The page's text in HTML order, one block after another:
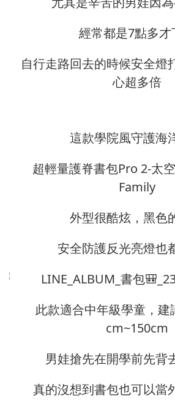
經常都是7點多才
自行走路回去的時候安全燈
心超多倍
這款學院風守護海
超輕量護脊書包Pro 2-太
Family
外型很酷炫，黑色
安全防護反光亮燈也
此款適合中年級學童，建
cm~150cm
男娃搶先在開學前先背
真的沒想到書包也可以當